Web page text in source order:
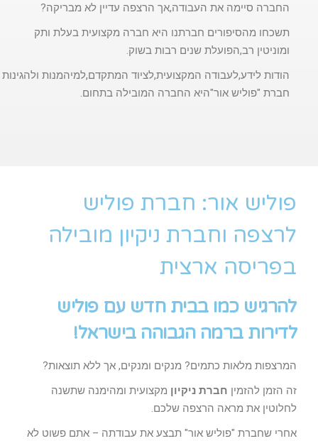
החברה סיימה את העבודה,אך הרצפה עדיין לא מבריקה?
תשכחו מהסיפורים חברתנו היא חברה מקצועית בעלת ותק
ומוניטין רב,הפועלת שנים רבות בשוק.
הודות לידע,לעבודה המקצועית,לציוד המתקדם,למיהמנות ולהגינות
חברת "פוליש אור"היא החברה המובילה בתחום.
פוליש אור: חברת פוליש
לרצפה וחברת ניקיון מובילה
בפריסה ארצית
להרגיש כמו בבית חדש עם פוליש
לדירות ברמה הגבוהה בישראל!
המרצפות מלאות כתמים? מנקים ומנקים, אך ללא תוצאות?
זה הזמן להזמין חברת ניקיון מקצועית ומהימנה שתשנה
לחלוטין את מראה הרצפה שלכם.
אחרי שחברת "פוליש אור" תבצע את עבודתה – אתם פשוט לא